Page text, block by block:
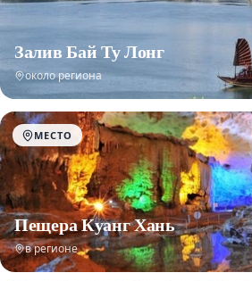
Залив Бай Ту Лонг
около региона
МЕСТО
Пещера Куанг Хань
в регионе